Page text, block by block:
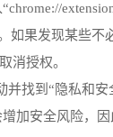
如果发现某些不
消授权。
找到“隐私和安
加安全风险，